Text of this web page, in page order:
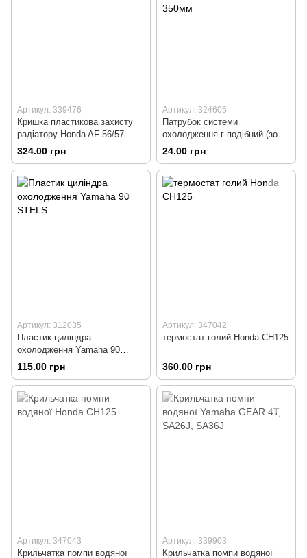
Артикул: 339476
Кришка пластикова захисту
радіатору Honda AF-56/57
324.00 грн
Артикул: 324605
Патрубок системи
охолодження г-подібний (зовн.
11мм, внутр. 8 мм) 350мм
24.00 грн
Артикул: 312035
Пластик циліндра
охолодження Yamaha 90
STELS
115.00 грн
Артикул: 347042
термостат голий Honda CH125
360.00 грн
Артикул: 347043
Крильчатка помпи водяної
Артикул: 339903
Крильчатка помпи водяної